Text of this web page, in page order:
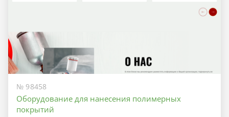
№ 98458
Оборудование для нанесения полимерных
покрытий